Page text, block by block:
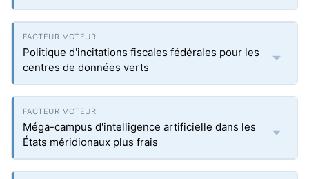
Politique d'incitations fiscales fédérales pour les
centres de données verts
Méga-campus d'intelligence artificielle dans les
États méridionaux plus frais